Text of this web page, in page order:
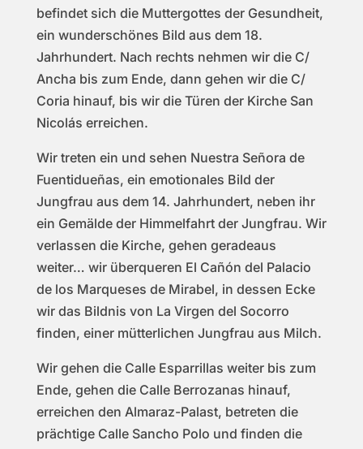
befindet sich die Muttergottes der Gesundheit,
ein wunderschönes Bild aus dem 18.
Jahrhundert. Nach rechts nehmen wir die C/
Ancha bis zum Ende, dann gehen wir die C/
Coria hinauf, bis wir die Türen der Kirche San
Nicolás erreichen.
Wir treten ein und sehen Nuestra Señora de
Fuentidueñas, ein emotionales Bild der
Jungfrau aus dem 14. Jahrhundert, neben ihr
ein Gemälde der Himmelfahrt der Jungfrau. Wir
verlassen die Kirche, gehen geradeaus
weiter… wir überqueren El Cañón del Palacio
de los Marqueses de Mirabel, in dessen Ecke
wir das Bildnis von La Virgen del Socorro
finden, einer mütterlichen Jungfrau aus Milch.
Wir gehen die Calle Esparrillas weiter bis zum
Ende, gehen die Calle Berrozanas hinauf,
erreichen den Almaraz-Palast, betreten die
prächtige Calle Sancho Polo und finden die